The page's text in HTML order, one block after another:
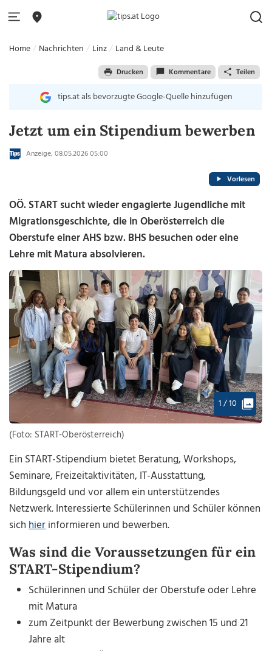
Home Nachrichten Linz Land & Leute
Drucken Kommentare Teilen
tips.at als bevorzugte Google-Quelle hinzufügen
Jetzt um ein Stipendium bewerben
Anzeige, 08.05.2026 05:00
Vorlesen
OÖ. START sucht wieder engagierte Jugendliche mit
Migrationsgeschichte, die in Oberösterreich die
Oberstufe einer AHS bzw. BHS besuchen oder eine
Lehre mit Matura absolvieren.
1 / 10
(Foto: START-Oberösterreich)
Ein START-Stipendium bietet Beratung, Workshops,
Seminare, Freizeitaktivitäten, IT-Ausstattung,
Bildungsgeld und vor allem ein unterstützendes
Netzwerk. Interessierte Schülerinnen und Schüler können
sichhierinformieren und bewerben.
Was sind die Voraussetzungen für ein
START-Stipendium?
Schülerinnen und Schüler der Oberstufe oder Lehre
mit Matura
zum Zeitpunkt der Bewerbung zwischen 15 und 21
Jahre alt